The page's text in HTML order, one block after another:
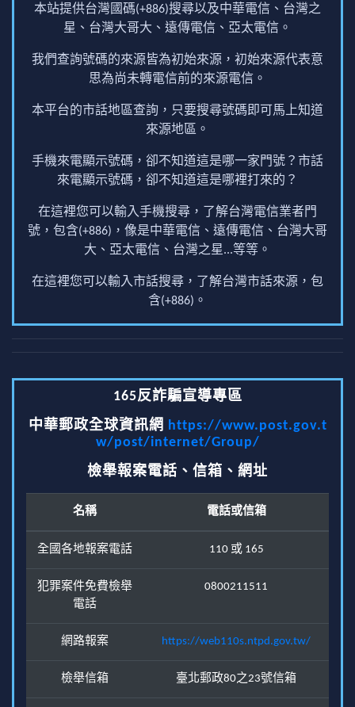
本站提供台灣國碼(+886)搜尋以及中華電信、台灣之
星、台灣大哥大、遠傳電信、亞太電信。
我們查詢號碼的來源皆為初始來源，初始來源代表意
思為尚未轉電信前的來源電信。
本平台的市話地區查詢，只要搜尋號碼即可馬上知道
來源地區。
手機來電顯示號碼，卻不知道這是哪一家門號？市話
來電顯示號碼，卻不知道這是哪裡打來的？
在這裡您可以輸入手機搜尋，了解台灣電信業者門
號，包含(+886)，像是中華電信、遠傳電信、台灣大哥
大、亞太電信、台灣之星...等等。
在這裡您可以輸入市話搜尋，了解台灣市話來源，包
含(+886)。
165反詐騙宣導專區
中華郵政全球資訊網 https://www.post.gov.t
w/post/internet/Group/
檢舉報案電話、信箱、網址
名稱 電話或信箱
全國各地報案電話 110 或 165
犯罪案件免費檢舉
電話
0800211511
網路報案 https://web110s.ntpd.gov.tw/
檢舉信箱 臺北郵政80之23號信箱